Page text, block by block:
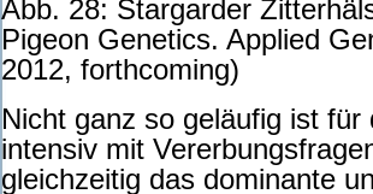
Abb. 28: Stargarder
Pigeon Genetics. Applied
2012, forthcoming)
Nicht ganz so geläufig ist
intensiv mit
gleichzeitig das dominante